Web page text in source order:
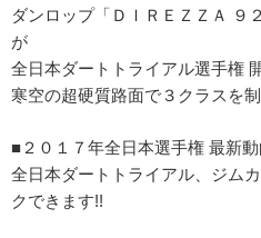
ダンロップ「ＤＩＲＥＺＺＡ ９
が
全日本ダートトライアル選手権
寒空の超硬質路面で３クラスを
■２０１７年全日本選手権 最新
全日本ダートトライアル、ジム
クできます!!